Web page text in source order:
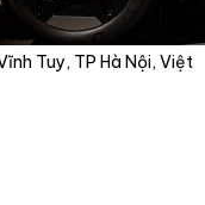
Tuy, TP Hà Nội, Việt